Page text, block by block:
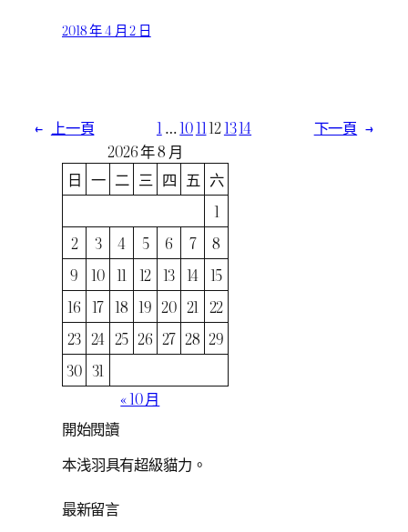
2018 年 4 月 2 日
← 上一頁 1…1011121314 下一頁 →
2026 年 8 月
日 一 二 三 四 五 六
1
2
3 4 5 6 7
8
9
10 11 12 13 14 15
16 17 18 19 20 21 22
23 24 25 26 27 28 29
30 31
« 10 月
開始閱讀
本浅羽具有超級貓力。
最新留言